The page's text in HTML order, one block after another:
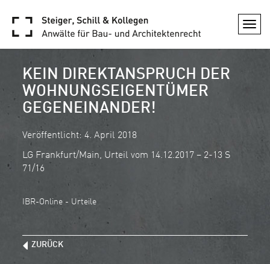
KEIN DIREKTANSPRUCH DER
WOHNUNGSEIGENTÜMER
GEGENEINANDER!
Veröffentlicht: 4. April 2018
LG Frankfurt/Main, Urteil vom 14.12.2017 – 2-13 S
71/16
IBR-Online - Urteile
ZURÜCK